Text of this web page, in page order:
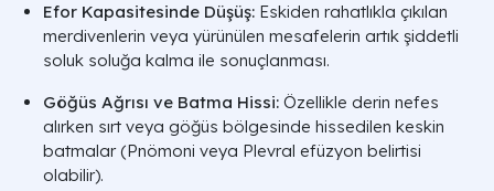
Efor Kapasitesinde Düşüş: Eskiden rahatlıkla çıkılan
merdivenlerin veya yürünülen mesafelerin artık şiddetli
soluk soluğa kalma ile sonuçlanması.
Göğüs Ağrısı ve Batma Hissi: Özellikle derin nefes
alırken sırt veya göğüs bölgesinde hissedilen keskin
batmalar (Pnömoni veya Plevral efüzyon belirtisi
olabilir).